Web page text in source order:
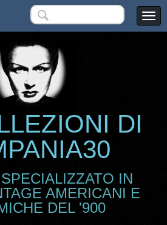
DI
IN
AMERICANI E
DEL '900